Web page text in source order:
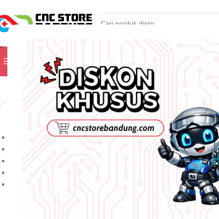
PILIH KATEGORI
Kategori
ALAT UKUR
ALAT UKUR
Kunjungi Toko Kami
Urutkan berdasarkan
Rating Rata-rata
Produk Terbaru
Harga: terendah ke tertinggi
Filter berdasarkan harga
Menampilkan semua 5 hasil
10X RESISTOR 1 M